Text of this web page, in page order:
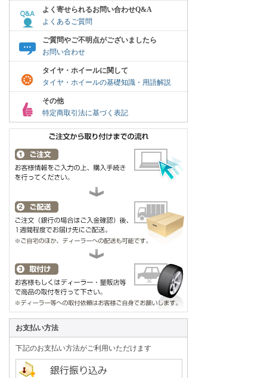
よく寄せられるお問い合わせQ&A
よくあるご質問
ご質問やご不明点がございましたら
お問い合わせ
タイヤ・ホイールに関して
タイヤ・ホイールの基礎知識・用語解説
その他
特定商取引法に基づく表記
お支払い方法
下記のお支払い方法がご利用いただけます